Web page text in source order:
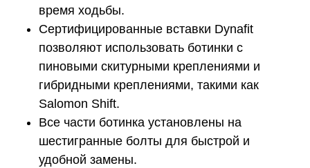
время ходьбы.
Сертифицированные вставки Dynafit
позволяют использовать ботинки с
пиновыми скитурными креплениями и
гибридными креплениями, такими как
Salomon Shift.
Все части ботинка установлены на
шестигранные болты для быстрой и
удобной замены.